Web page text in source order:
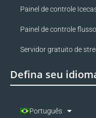
Painel de controle
Painel de controle
Servidor gratuito de
Defina seu
Português